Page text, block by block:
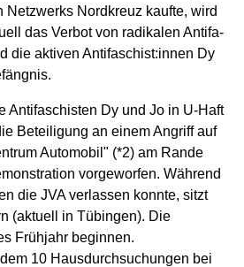
Netzwerks Nordkreuz kaufte, wird
das Verbot von radikalen Antifa-
die aktiven Antifaschist:innen Dy
Antifaschisten Dy und Jo in U-Haft
Beteiligung an einem Angriff auf
Automobil" (*2) am Rande
vorgeworfen. Während
die JVA verlassen konnte, sitzt
(aktuell in Tübingen). Die
Frühjahr beginnen.
10 Hausdurchsuchungen bei